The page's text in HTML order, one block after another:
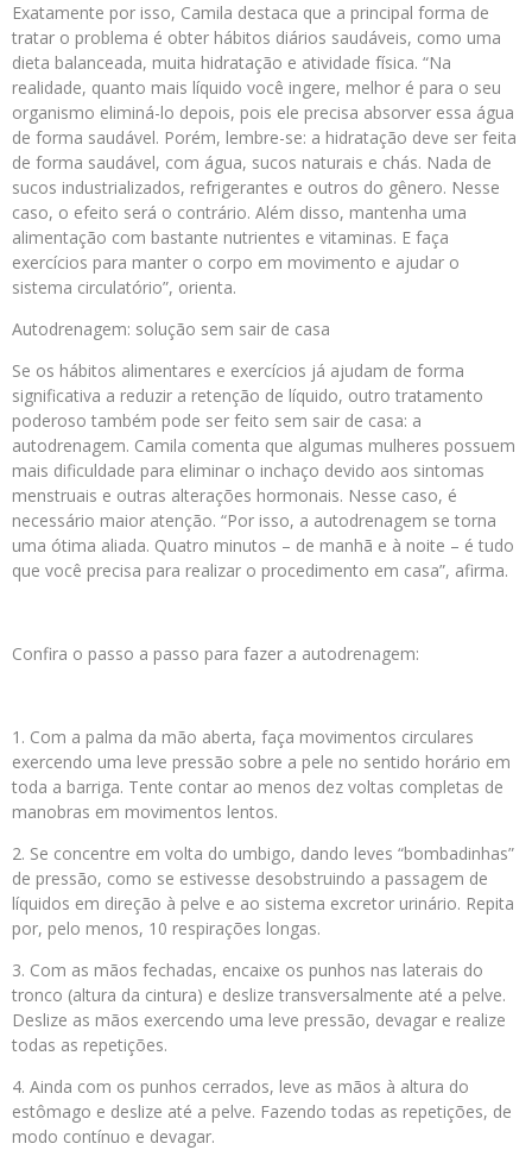
Exatamente por isso, Camila destaca que a principal forma de
tratar o problema é obter hábitos diários saudáveis, como uma
dieta balanceada, muita hidratação e atividade física. “Na
realidade, quanto mais líquido você ingere, melhor é para o seu
organismo eliminá-lo depois, pois ele precisa absorver essa água
de forma saudável. Porém, lembre-se: a hidratação deve ser feita
de forma saudável, com água, sucos naturais e chás. Nada de
sucos industrializados, refrigerantes e outros do gênero. Nesse
caso, o efeito será o contrário. Além disso, mantenha uma
alimentação com bastante nutrientes e vitaminas. E faça
exercícios para manter o corpo em movimento e ajudar o
sistema circulatório”, orienta.
Autodrenagem: solução sem sair de casa
Se os hábitos alimentares e exercícios já ajudam de forma
significativa a reduzir a retenção de líquido, outro tratamento
poderoso também pode ser feito sem sair de casa: a
autodrenagem. Camila comenta que algumas mulheres possuem
mais dificuldade para eliminar o inchaço devido aos sintomas
menstruais e outras alterações hormonais. Nesse caso, é
necessário maior atenção. “Por isso, a autodrenagem se torna
uma ótima aliada. Quatro minutos – de manhã e à noite – é tudo
que você precisa para realizar o procedimento em casa”, afirma.
Confira o passo a passo para fazer a autodrenagem:
1. Com a palma da mão aberta, faça movimentos circulares
exercendo uma leve pressão sobre a pele no sentido horário em
toda a barriga. Tente contar ao menos dez voltas completas de
manobras em movimentos lentos.
2. Se concentre em volta do umbigo, dando leves “bombadinhas”
de pressão, como se estivesse desobstruindo a passagem de
líquidos em direção à pelve e ao sistema excretor urinário. Repita
por, pelo menos, 10 respirações longas.
3. Com as mãos fechadas, encaixe os punhos nas laterais do
tronco (altura da cintura) e deslize transversalmente até a pelve.
Deslize as mãos exercendo uma leve pressão, devagar e realize
todas as repetições.
4. Ainda com os punhos cerrados, leve as mãos à altura do
estômago e deslize até a pelve. Fazendo todas as repetições, de
modo contínuo e devagar.